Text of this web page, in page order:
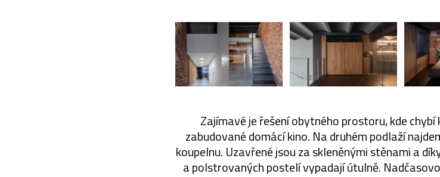
Zajímavé je řešení obytného prostoru, kde
zabudované domácí kino. Na druhém podlaží
koupelnu. Uzavřené jsou za skleněnými stěnami a
a polstrovaných postelí vypadají útulně.